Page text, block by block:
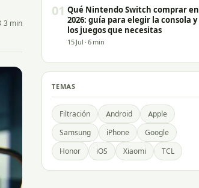
3 min
01 Qué Nintendo Switch comprar en
2026: guía para elegir la consola y
los juegos que necesitas
15 Jul · 6 min
TEMAS
Filtración Android Apple
Samsung iPhone Google
Honor iOS Xiaomi TCL